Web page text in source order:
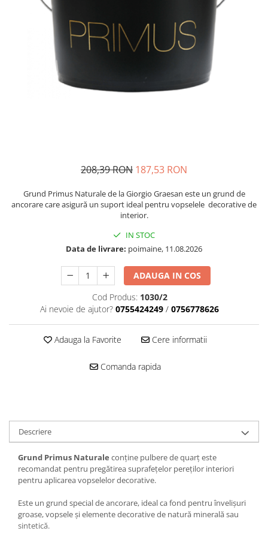
Plasă Termoizolație
Plasă Tencuieli și Șape
Doze și Platforme
Adezivi Termoizolații
Vată Bazaltică
Polistiren Expandat & Extrudat
Accesorii Finisaje
Uși de Vizitare
Garnituri Adezive Uși Ferestre
Gips Carton
Piese pentru CD si UA
Plăci Gips Carton
Acoperiri Elastice, Textile și din
Adezivi Acoperiri Elastice și Textile
Adezivi Parchet și Lemn
Produse pentru Curățare
Colțare Protecție
208,39 RON 187,53 RON
Grund Primus Naturale de la Giorgio Graesan este un grund de
ancorare care asigură un suport ideal pentru vopselele decorative de
interior.
IN STOC
Data de livrare: poimaine, 11.08.2026
ADAUGA IN COS
Cod Produs: 1030/2
Ai nevoie de ajutor? 0755424249 / 0756778626
Adauga la Favorite Cere informatii
Comanda rapida
Descriere
Grund Primus Naturale conține pulbere de quarț este
recomandat pentru pregătirea suprafețelor pereților interiori
pentru aplicarea vopselelor decorative.
Este un grund special de ancorare, ideal ca fond pentru învelişuri
groase, vopsele şi elemente decorative de natură minerală sau
sintetică.